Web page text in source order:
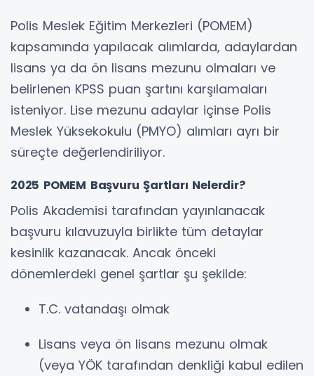
Polis Meslek Eğitim Merkezleri (POMEM)
kapsamında yapılacak alımlarda, adaylardan
lisans ya da ön lisans mezunu olmaları ve
belirlenen KPSS puan şartını karşılamaları
isteniyor. Lise mezunu adaylar içinse Polis
Meslek Yüksekokulu (PMYO) alımları ayrı bir
süreçte değerlendiriliyor.
2025 POMEM Başvuru Şartları Nelerdir?
Polis Akademisi tarafından yayınlanacak
başvuru kılavuzuyla birlikte tüm detaylar
kesinlik kazanacak. Ancak önceki
dönemlerdeki genel şartlar şu şekilde:
T.C. vatandaşı olmak
Lisans veya ön lisans mezunu olmak
(veya YÖK tarafından denkliği kabul edilen